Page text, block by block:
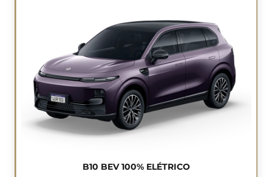
B10 BEV 100% ELÉTRICO